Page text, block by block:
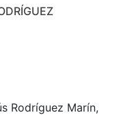
Rodríguez Marín,